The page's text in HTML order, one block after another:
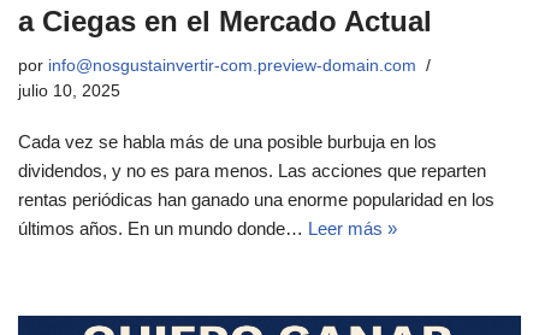
a Ciegas en el Mercado Actual
por info@nosgustainvertir-com.preview-domain.com
julio 10, 2025
Cada vez se habla más de una posible burbuja en los
dividendos, y no es para menos. Las acciones que reparten
rentas periódicas han ganado una enorme popularidad en los
últimos años. En un mundo donde… Leer más »